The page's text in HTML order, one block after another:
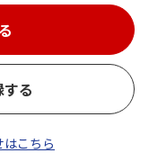
る
こちら